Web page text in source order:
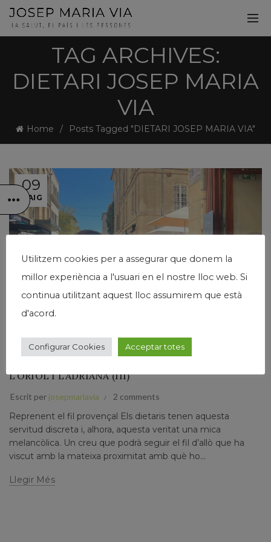
TAG ARCHIVES:
DIETARI JOSEP MARIA
VIA
Home Posts Tagged "DIETARI JOSEP MARIA VIA"
09
MAIG
VIATGE CAP A LA LLUM DE LA PROVENÇA. DIETARI
D’UNA TROBADA A AIX-EN-PROVENCE AMB
L’ORIOL I L’ADRIANA (III)
Escrit per josepmariavia 2 comments
Reprenent el fil provençal Els dietaris tenen aquesta
servitud discreta i, alhora, aquesta veritat una mica
melancòlica. Un creu que podrà seguir el fil d’allò que ha
viscut amb la mateixa proximitat amb què ho...
Llegir Més
Utilitzem cookies per a assegurar que donem la
millor experiència a l'usuari en el nostre lloc web. Si
continua utilitzant aquest lloc assumirem que està
d'acord.
Configurar Cookies Acceptar totes